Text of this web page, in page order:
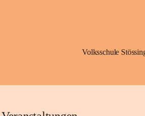
Volksschule